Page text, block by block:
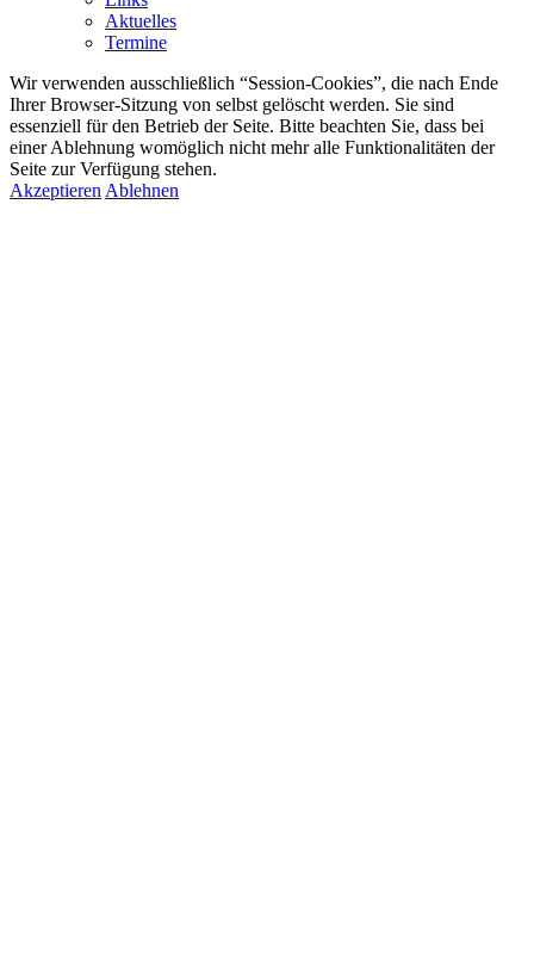
Aktuelles
Termine
Wir verwenden ausschließlich “Session-Cookies”, die nach Ende
Ihrer Browser-Sitzung von selbst gelöscht werden. Sie sind
essenziell für den Betrieb der Seite. Bitte beachten Sie, dass bei
einer Ablehnung womöglich nicht mehr alle Funktionalitäten der
Seite zur Verfügung stehen.
AkzeptierenAblehnen